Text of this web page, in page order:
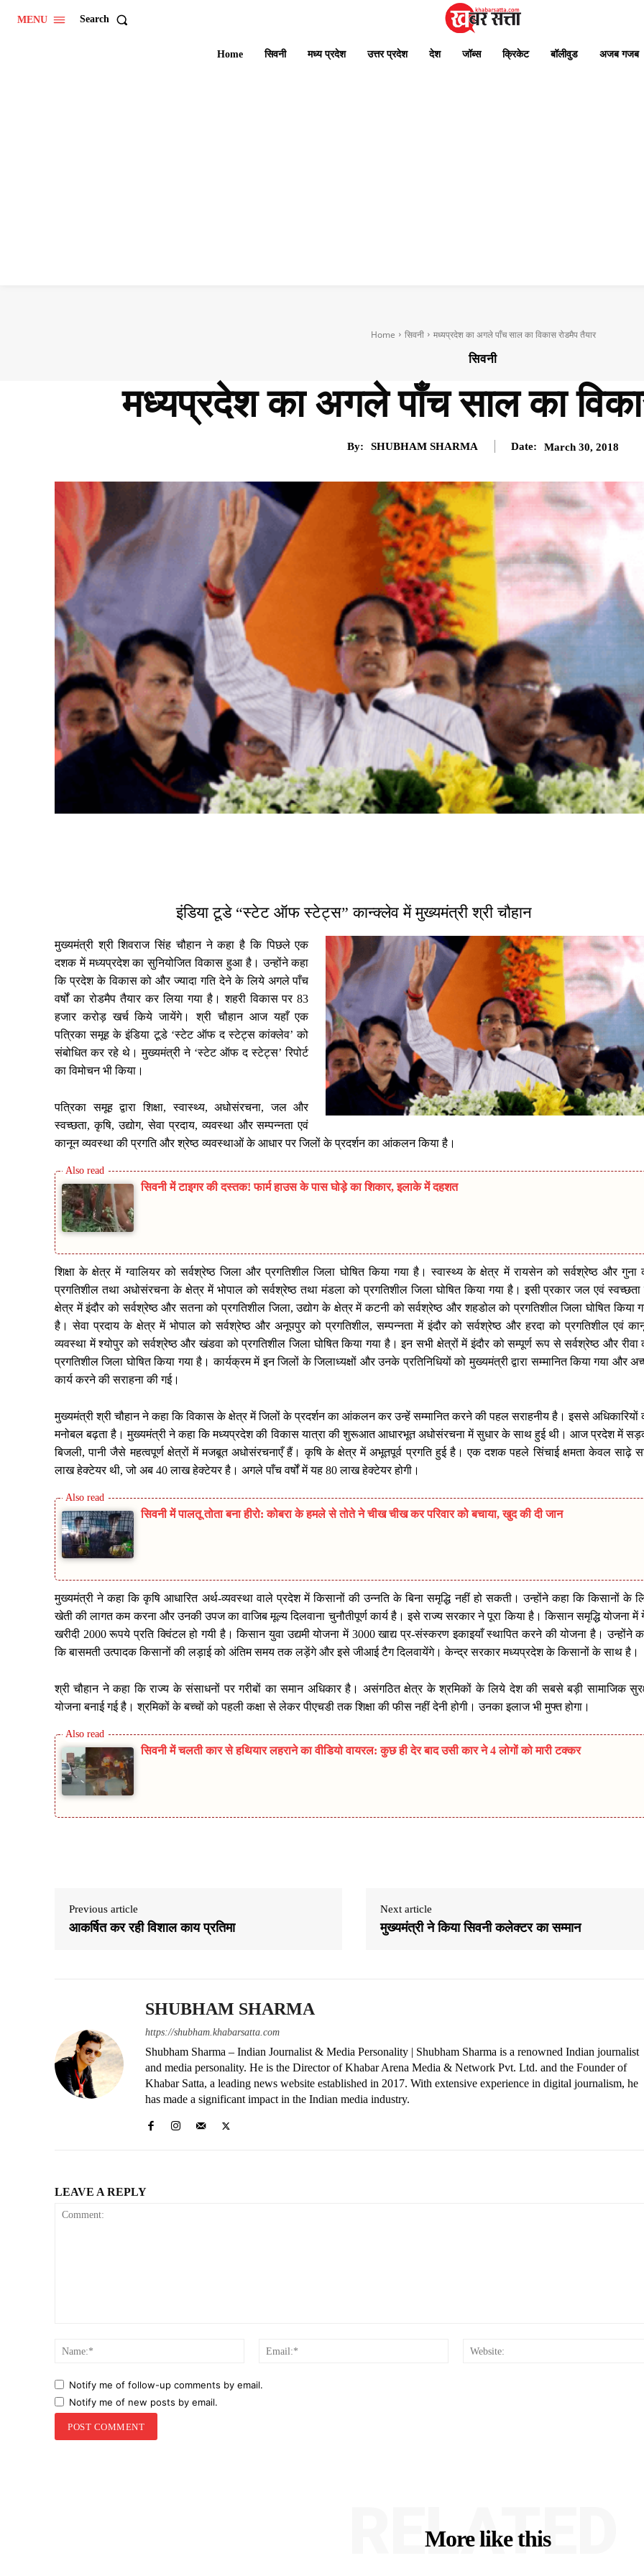
MENU Search
Home सिवनी मध्य प्रदेश उत्तर प्रदेश देश जॉब्स क्रिकेट बॉलीवुड अजब गजब
Home सिवनी मध्यप्रदेश का अगले पाँच साल का विकास रोडमैप तैयार
सिवनी
मध्यप्रदेश का अगले पाँच साल का
By: SHUBHAM SHARMA Date: March 30, 2018
इंडिया टूडे “स्टेट ऑफ स्टेट्स” कान्क्लेव में मुख्यमंत्री श्री चौहान
मुख्यमंत्री श्री शिवराज सिंह चौहान ने कहा है कि पिछले एक
दशक में मध्यप्रदेश का सुनियोजित विकास हुआ है। उन्होंने कहा
कि प्रदेश के विकास को और ज्यादा गति देने के लिये अगले पाँच
वर्षों का रोडमैप तैयार कर लिया गया है। शहरी विकास पर 83
हजार करोड़ खर्च किये जायेंगे। श्री चौहान आज यहाँ एक
पत्रिका समूह के इंडिया टूडे ‘स्टेट ऑफ द स्टेट्स कांक्लेव’ को
संबोधित कर रहे थे। मुख्यमंत्री ने ‘स्टेट ऑफ द स्टेट्स’ रिपोर्ट
का विमोचन भी किया।
पत्रिका समूह द्वारा शिक्षा, स्वास्थ्य, अधोसंरचना, जल और
स्वच्छता, कृषि, उद्योग, सेवा प्रदाय, व्यवस्था और सम्पन्नता एवं
कानून व्यवस्था की प्रगति और श्रेष्ठ व्यवस्थाओं के आधार पर जिलों के प्रदर्शन का आंकलन किया है।
सिवनी में टाइगर की दस्तक! फार्म हाउस के पास घोड़े का शिकार, इलाके में दहशत
शिक्षा के क्षेत्र में ग्वालियर को सर्वश्रेष्ठ जिला और प्रगतिशील जिला घोषित किया गया है। स्वास्थ्य के क्षेत्र में रायसेन को सर्वश्रेष्ठ और गुना
प्रगतिशील तथा अधोसंरचना के क्षेत्र में भोपाल को सर्वश्रेष्ठ तथा मंडला को प्रगतिशील जिला घोषित किया गया है। इसी प्रकार जल एवं
क्षेत्र में इंदौर को सर्वश्रेष्ठ और सतना को प्रगतिशील जिला, उद्योग के क्षेत्र में कटनी को सर्वश्रेष्ठ और शहडोल को प्रगतिशील जिला घोषित किया
है। सेवा प्रदाय के क्षेत्र में भोपाल को सर्वश्रेष्ठ और अनूपपुर को प्रगतिशील, सम्पन्नता में इंदौर को सर्वश्रेष्ठ और हरदा को प्रगतिशील एवं
व्यवस्था में श्योपुर को सर्वश्रेष्ठ और खंडवा को प्रगतिशील जिला घोषित किया गया है। इन सभी क्षेत्रों में इंदौर को सम्पूर्ण रूप से सर्वश्रेष्ठ और रीवा
प्रगतिशील जिला घोषित किया गया है। कार्यक्रम में इन जिलों के जिलाध्यक्षों और उनके प्रतिनिधियों को मुख्यमंत्री द्वारा सम्मानित किया गया और
कार्य करने की सराहना की गई।
मुख्यमंत्री श्री चौहान ने कहा कि विकास के क्षेत्र में जिलों के प्रदर्शन का आंकलन कर उन्हें सम्मानित करने की पहल सराहनीय है। इससे अधिकारियों
मनोबल बढ़ता है। मुख्यमंत्री ने कहा कि मध्यप्रदेश की विकास यात्रा की शुरूआत आधारभूत अधोसंरचना में सुधार के साथ हुई थी। आज प्रदेश में
बिजली, पानी जैसे महत्वपूर्ण क्षेत्रों में मजबूत अधोसंरचनाएँ हैं। कृषि के क्षेत्र में अभूतपूर्व प्रगति हुई है। एक दशक पहले सिंचाई क्षमता केवल साढ़े
लाख हेक्टेयर थी, जो अब 40 लाख हेक्टेयर है। अगले पाँच वर्षों में यह 80 लाख हेक्टेयर होगी।
सिवनी में पालतू तोता बना हीरो: कोबरा के हमले से तोते ने चीख चीख कर परिवार को बचाया, खुद की दी जान
मुख्यमंत्री ने कहा कि कृषि आधारित अर्थ-व्यवस्था वाले प्रदेश में किसानों की उन्नति के बिना समृद्धि नहीं हो सकती। उन्होंने कहा कि किसानों के
खेती की लागत कम करना और उनकी उपज का वाजिब मूल्य दिलवाना चुनौतीपूर्ण कार्य है। इसे राज्य सरकार ने पूरा किया है। किसान समृद्धि योजना में
खरीदी 2000 रूपये प्रति क्विंटल हो गयी है। किसान युवा उद्यमी योजना में 3000 खाद्य प्र-संस्करण इकाइयाँ स्थापित करने की योजना है। उन्होंने
कि बासमती उत्पादक किसानों की लड़ाई को अंतिम समय तक लड़ेंगे और इसे जीआई टैग दिलवायेंगे। केन्द्र सरकार मध्यप्रदेश के किसानों के साथ है।
श्री चौहान ने कहा कि राज्य के संसाधनों पर गरीबों का समान अधिकार है। असंगठित क्षेत्र के श्रमिकों के लिये देश की सबसे बड़ी सामाजिक
योजना बनाई गई है। श्रमिकों के बच्चों को पहली कक्षा से लेकर पीएचडी तक शिक्षा की फीस नहीं देनी होगी। उनका इलाज भी मुफ्त होगा।
सिवनी में चलती कार से हथियार लहराने का वीडियो वायरल: कुछ ही देर बाद उसी कार ने 4 लोगों को मारी टक्कर
Previous article
आकर्षित कर रही विशाल काय प्रतिमा
Next article
मुख्यमंत्री ने किया सिवनी कलेक्टर का सम्मान
SHUBHAM SHARMA
https://shubham.khabarsatta.com
Shubham Sharma – Indian Journalist & Media Personality | Shubham Sharma is a renowned Indian journalist
and media personality. He is the Director of Khabar Arena Media & Network Pvt. Ltd. and the Founder of
Khabar Satta, a leading news website established in 2017. With extensive experience in digital journalism, he
has made a significant impact in the Indian media industry.
LEAVE A REPLY
Name:*
Email:*
Notify me of follow-up comments by email.
Notify me of new posts by email.
More like this
RELATED